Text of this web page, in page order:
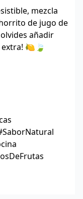
mezcla
de jugo de
añadir
🍋🍃